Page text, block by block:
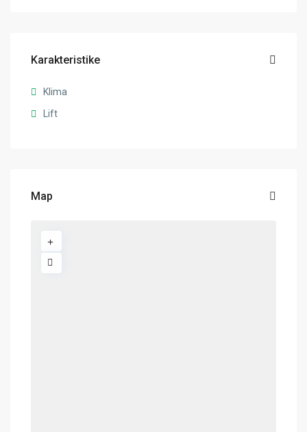
Karakteristike
Klima
Lift
Map